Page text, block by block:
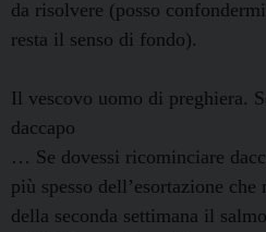
da risolvere (posso
resta il senso di fondo).
Il vescovo uomo di preghiera.
daccapo
… Se dovessi ricominciare
più spesso dell’esortazione
della seconda settimana il